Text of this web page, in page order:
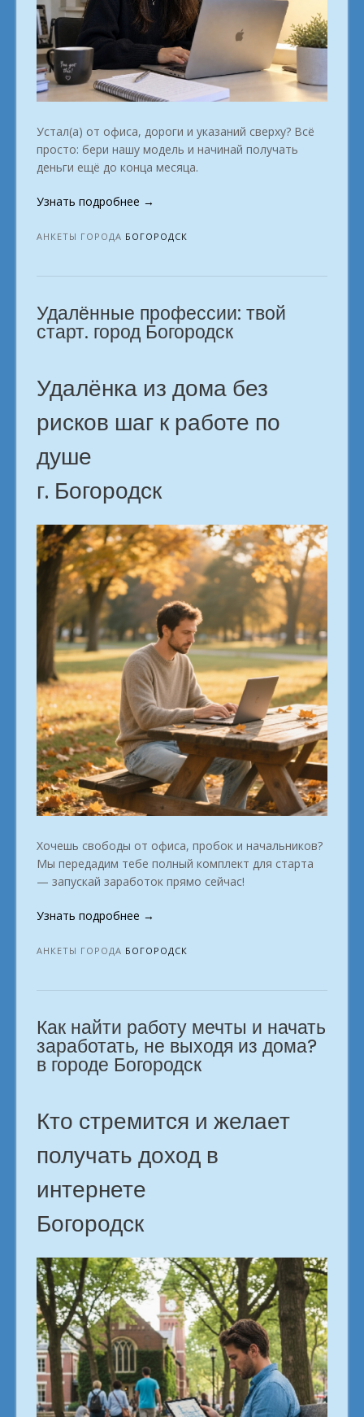
Устал(а) от офиса, дороги и указаний сверху? Всё
просто: бери нашу модель и начинай получать
деньги ещё до конца месяца.
Узнать подробнее «Для
кто
зарабатывать
сети
в
→
АНКЕТЫ ГОРОДА БОГОРОДСК
Удалённые профессии: твой
старт. город Богородск
Удалёнка из дома без
рисков шаг к работе по
душе
г. Богородск
Хочешь свободы от офиса, пробок и начальников?
Мы передадим тебе полный комплект для старта
— запускай заработок прямо сейчас!
Узнать подробнее «Удалённые
твой
город
→
АНКЕТЫ ГОРОДА БОГОРОДСК
Как найти работу мечты и начать
заработать, не выходя из дома?
в городе Богородск
Кто стремится и желает
получать доход в
интернете
Богородск